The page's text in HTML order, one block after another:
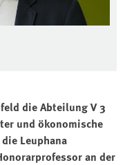
die Abteilung V 3
und ökonomische
Leuphana
an der